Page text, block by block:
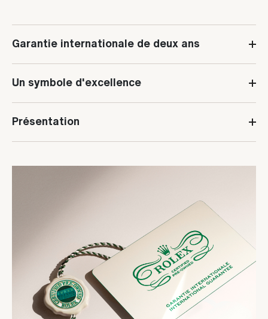
Garantie internationale de deux ans
Un symbole d'excellence
Présentation